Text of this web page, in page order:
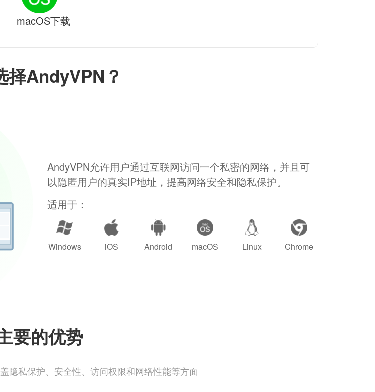
择AndyVPN？
AndyVPN允许用户通过互联网访问一个私密的网络，并且可
以隐匿用户的真实IP地址，提高网络安全和隐私保护。
适用于：
Windows iOS Android macOS Linux Chrome
要的优势
隐私保护、安全性、访问权限和网络性能等方面
macOS下载